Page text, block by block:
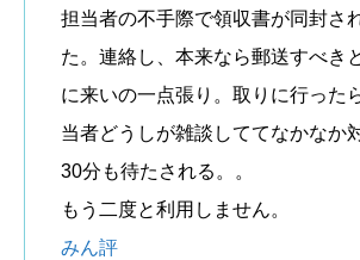
担当者の不手際で領収書が同封さ
た。連絡し、本来なら郵送すべき
に来いの一点張り。取りに行った
当者どうしが雑談しててなかなか
30分も待たされる。。
もう二度と利用しません。
みん評